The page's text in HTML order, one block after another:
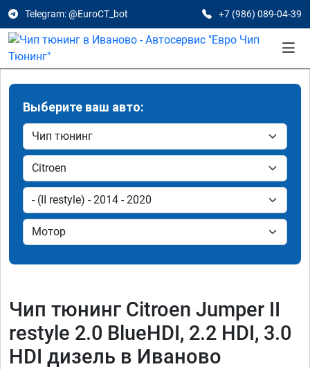
Telegram: @EuroCT_bot +7 (986) 089-04-39
Выберите ваш авто:
Чип тюнинг Citroen Jumper II
restyle 2.0 BlueHDI, 2.2 HDI, 3.0
HDI дизель в Иваново